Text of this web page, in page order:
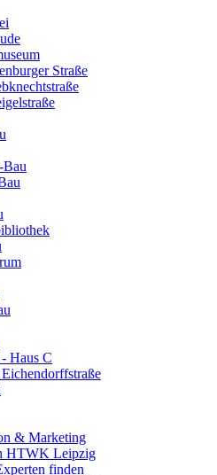
Straße
Bau
Haus C
& Marketing
HTWK Leipzig
finden